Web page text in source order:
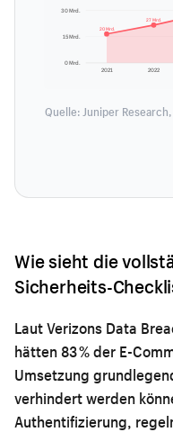
0 Mrd.
15 Mrd.
30 Mrd.
20 Mrd.
27 Mrd.
2021 2022
Quelle: Juniper
Wie sieht die
Sicherheits-
Laut Verizons Data
hätten 83 % der E-
Umsetzung
verhindert werden
Authentifizierung,